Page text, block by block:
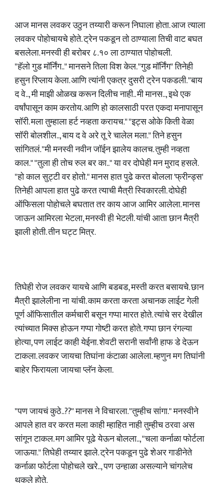
आज मानस लवकर उठुन तय्यारी करून निघाला होता. आज त्याला
लवकर पोहोचायचे होते. ट्रेन पकडून तो ठाण्याला तिची वाट बघत
बसलेला. मनस्वी ही बरोबर ८.१० ला ठाण्यात पोहोचली.
"हॅलो गुड मॉर्निंग.." मानसने तिला विश केल. "गुड मॉर्निंग" तिनेही
हसुन रिप्लाय केला. आणि त्यांनी एकत्र दुसरी ट्रेन पकडली. "बाय
द वे.., मी माझी ओळख करून दिलीच नाही.. मी मानस.., इथे एक
वर्षांपासून काम करतोय. आणि हो कालसाठी परत एकदा मनापासून
सॉरी. मला तुम्हाला हर्ट नव्हता करायच." "इट्स ओके किती वेळा
सॉरी बोलशील.., बाय द वे अरे तू रे चालेल मला." तिने हसुन
सांगितलं. "मी मनस्वी नवीन जॉईन झालेय कालच. तुम्ही नव्हता
काल." "तुला ही तोच रुल बर का.." या वर दोघेही मन मुराद हसले.
"हो काल सुट्टी वर होतो." मानस हात पुढे करत बोलला 'फ्रीन्ड्स'
तिनेही आपला हात पुढे करत त्याची मैत्री स्विकारली. दोघेही
ऑफिसला पोहोचले बघतात तर काय आज आमिर आलेला. मानस
जाऊन आमिरला भेटला, मनस्वी ही भेटली. यांची आता छान मैत्री
झाली होती. तीन घट्ट मित्र.
तिघेही रोज लवकर यायचे आणि बडबड, मस्ती करत बसायचे. छान
मैत्री झालेलीना ना यांची. काम करता करता अचानक लाईट गेली
पूर्ण ऑफिसातील कर्मचारी बसून गप्पा मारत होते. त्यांचे सर देखील
त्यांच्यात मिक्स होऊन गप्पा गोष्टी करत होते. गप्पा छान रंगल्या
होत्या, पण लाईट काही येईना. शेवटी सरानी सर्वांनी हाफ डे देऊन
टाकला. लवकर जायचा तिघांना कंटाळा आलेला. म्हणुन मग तिघांनी
बाहेर फिरायला जायचा प्लॅन केला.
"पण जायचं कुठे..??" मानस ने विचारला. "तुम्हीच सांगा." मनस्वीने
आपले हात वर करत मला काही म्हाहित नाही तुम्हीच ठरवा अस
सांगून टाकल. मग आमिर पूढे येऊन बोलला.., "चला कर्नाळा फोर्टला
जाऊया." तिघेही तय्यार झाले. ट्रेन पकडून पुढे शेअर गाडीनेते
कर्नाळा फोर्टला पोहोचले खरे.., पण उन्हाळा असल्याने चांगलेच